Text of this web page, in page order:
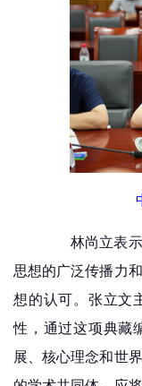
林尚立表示
思想的广泛传播力
想的认可。张立文
性，通过这项典藏
展、核心理念和世